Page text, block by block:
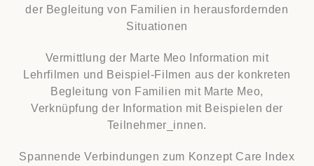
der Begleitung von Familien in herausfordernden
Situationen
Vermittlung der Marte Meo Information mit
Lehrfilmen und Beispiel-Filmen aus der konkreten
Begleitung von Familien mit Marte Meo,
Verknüpfung der Information mit Beispielen der
Teilnehmer_innen.
Spannende Verbindungen zum Konzept Care Index